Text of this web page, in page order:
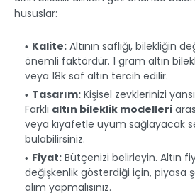
hususlar:
Kalite: Altının saflığı, bilekliğin
önemli faktördür. 1 gram altın
veya 18k saf altın tercih edilir.
Tasarım: Kişisel zevklerinizi
Farklı altın bileklik modelleri
veya kıyafetle uyum sağlayacak
bulabilirsiniz.
Fiyat: Bütçenizi belirleyin. Altın
değişkenlik gösterdiği için, piyasa
alım yapmalısınız.